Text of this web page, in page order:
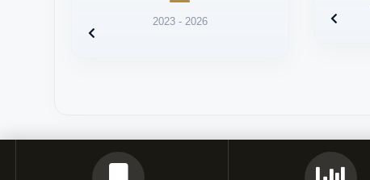
2023 - 2026